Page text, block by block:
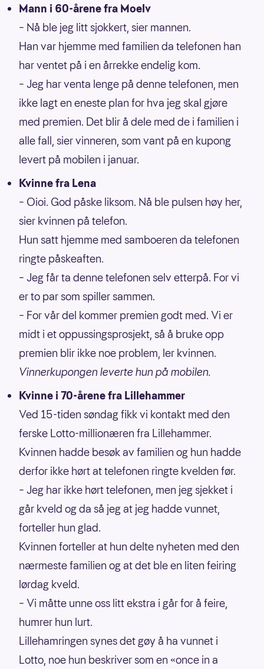
Mann i 60-årene fra Moelv
– Nå ble jeg litt sjokkert, sier mannen.
Han var hjemme med familien da telefonen han
har ventet på i en årrekke endelig kom.
– Jeg har venta lenge på denne telefonen, men
ikke lagt en eneste plan for hva jeg skal gjøre
med premien. Det blir å dele med de i familien i
alle fall, sier vinneren, som vant på en kupong
levert på mobilen i januar.
Kvinne fra Lena
– Oioi. God påske liksom. Nå ble pulsen høy her,
sier kvinnen på telefon.
Hun satt hjemme med samboeren da telefonen
ringte påskeaften.
– Jeg får ta denne telefonen selv etterpå. For vi
er to par som spiller sammen.
– For vår del kommer premien godt med. Vi er
midt i et oppussingsprosjekt, så å bruke opp
premien blir ikke noe problem, ler kvinnen.
Vinnerkupongen leverte hun på mobilen.
Kvinne i 70-årene fra Lillehammer
Ved 15-tiden søndag fikk vi kontakt med den
ferske Lotto-millionæren fra Lillehammer.
Kvinnen hadde besøk av familien og hun hadde
derfor ikke hørt at telefonen ringte kvelden før.
– Jeg har ikke hørt telefonen, men jeg sjekket i
går kveld og da så jeg at jeg hadde vunnet,
forteller hun glad.
Kvinnen forteller at hun delte nyheten med den
nærmeste familien og at det ble en liten feiring
lørdag kveld.
– Vi måtte unne oss litt ekstra i går for å feire,
humrer hun lurt.
Lillehamringen synes det gøy å ha vunnet i
Lotto, noe hun beskriver som en «once in a